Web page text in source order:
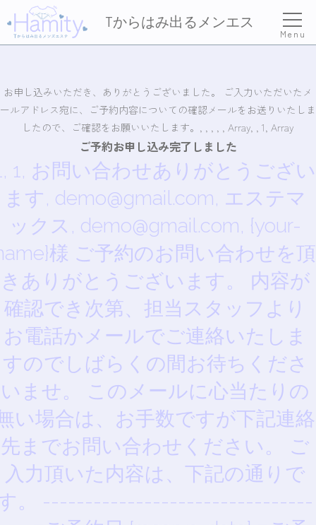
Tからはみ出るメンエス
Menu
1, お問い合わせありがとうござい
ます, demo@gmail.com, エステマ
ックス, demo@gmail.com, {your-
様 ご予約のお問い合わせを頂
きありがとうございます。 内容が
確認でき次第、担当スタッフより
お電話かメールでご連絡いたしま
すのでしばらくの間お待ちくださ
いませ。 このメールに心当たりの
い場合は、お手数ですが下記連絡
先までお問い合わせください。 ご
入力頂いた内容は、下記の通りで
。 --------------------------------
ご予約お申し込み完了しました
お申し込みいただき、ありがとうございました。 ご入力いただいたメ
ールアドレス宛に、ご予約内容についての確認メールをお送りいたしま
したので、ご確認をお願いいたします。, , , , , Array, , 1, Array